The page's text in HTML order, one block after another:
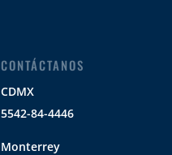
CONTÁCTANOS
CDMX
5542-84-4446
Monterrey